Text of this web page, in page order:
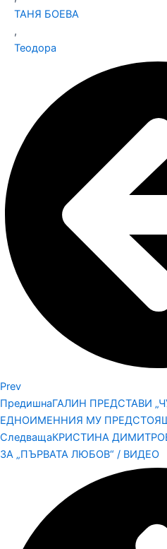
ТАНЯ БОЕВА
,
Теодора
Prev
ПредишнаГАЛИН ПРЕДСТАВИ
ЕДНОИМЕННИЯ МУ
СледващаКРИСТИНА
ЗА „ПЪРВАТА ЛЮБОВ“ / ВИДЕО